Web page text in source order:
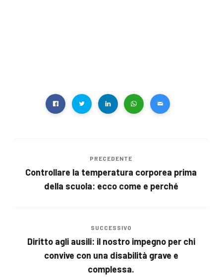
PRECEDENTE
Controllare la temperatura corporea prima
della scuola: ecco come e perché
SUCCESSIVO
Diritto agli ausili: il nostro impegno per chi
convive con una disabilità grave e
complessa.